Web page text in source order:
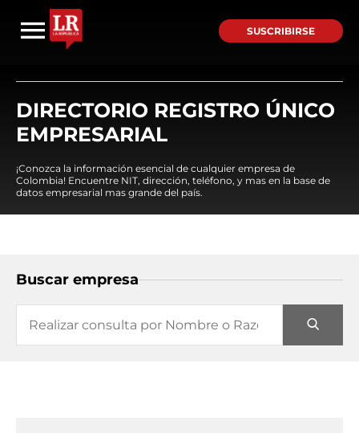
SUSCRIBIRSE
DIRECTORIO REGISTRO ÚNICO
EMPRESARIAL
¡Conozca la información esencial de cualquier empresa de
Colombia! Encuentre NIT, dirección, teléfono, y mas en la base de
datos empresarial mas grande del país.
Buscar empresa